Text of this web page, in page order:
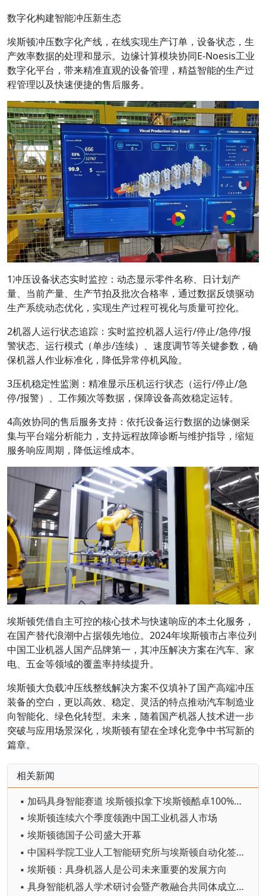
数字化构建智能冲压新生态
埃斯顿冲压数字化产线，在线实现生产订单，设备状态，生
产效率数据的处理和显示。边缘计算模块协同E-Noesis工业
数字化平台，带来精准直观的设备管理，精益智能的生产过
程管理以及快速便捷的售后服务。
1冲压设备状态实时监控：动态显示零件名称、日计划产
量、当前产量、生产节拍及批次合格率，通过数据反馈驱动
生产系统动态优化，实现生产过程可视化与质量可控化。
2机器人运行状态追踪：实时监控机器人运行/停止/急停/报
警状态、运行模式（单步/连续）、速度调节等关键参数，确
保机器人作业标准化，降低异常停机风险。
3压机稳定性监测：精准显示压机运行状态（运行/停止/急
停/报警）、工作频次等数据，保障设备高效稳定运转。
4高效协同的售后服务支持：依托设备运行数据的边缘侧采
集与平台端分析能力，支持远程故障诊断与维护指导，缩短
服务响应周期，降低运维成本。
埃斯顿凭借自主可控的核心技术与快速响应的本土化服务，
在国产替代浪潮中占据领先地位。2024年埃斯顿市占率位列
中国工业机器人国产品牌第一，其冲压解决方案在汽车、家
电、五金等领域的覆盖率持续提升。
埃斯顿大负载冲压线整线解决方案不仅填补了国产高端冲压
装备的空白，更以高效、稳定、灵活的特点推动汽车制造业
向智能化、绿色化转型。未来，随着国产机器人技术进一步
突破与应用场景深化，埃斯顿有望在全球化竞争中书写新的
篇章。
相关新闻
▪ 加码具身智能赛道 埃斯顿拟拿下埃斯顿酷卓100%股权
▪ 埃斯顿连续六个季度领跑中国工业机器人市场
▪ 埃斯顿德国子公司盛大开幕
▪ 中国科学院工业人工智能研究所与埃斯顿自动化签署具身智能机器人联合技术攻关协议
▪ 埃斯顿：具身机器人是公司未来重要的发展方向
▪ 具身智能机器人学术研讨会暨产教融合共同体成立仪式圆满举行